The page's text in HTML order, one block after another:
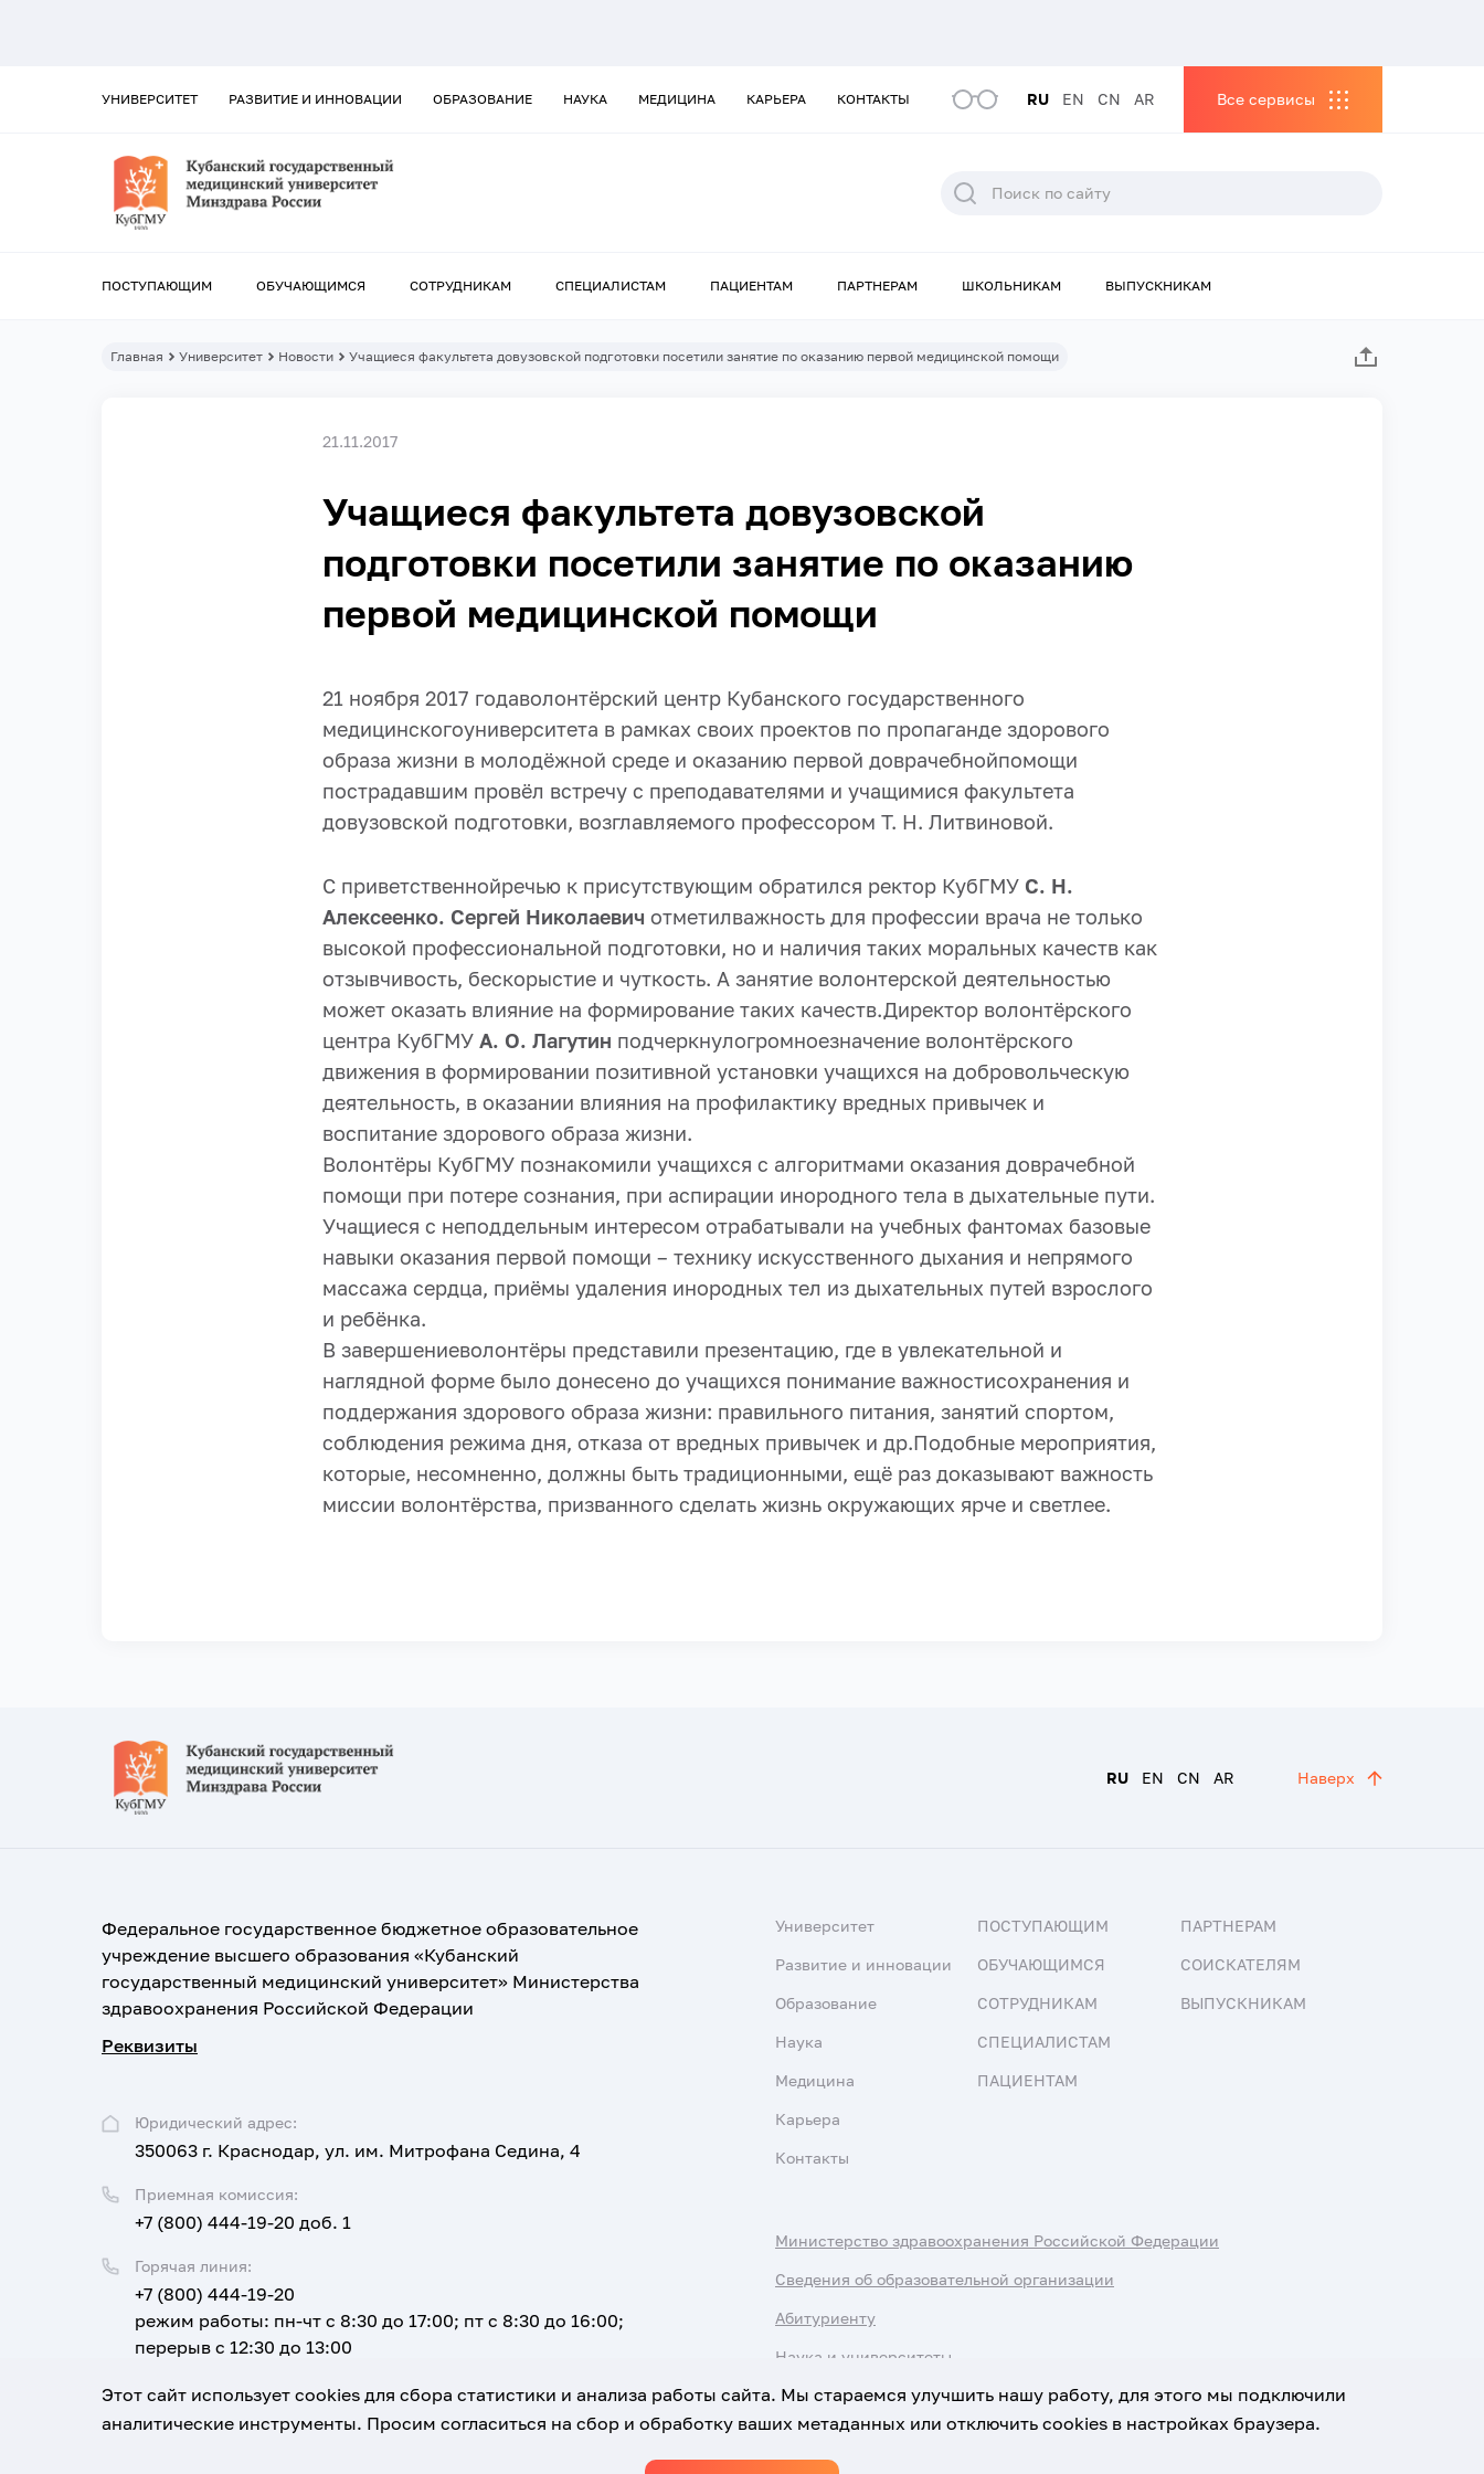
УНИВЕРСИТЕТ РАЗВИТИЕ И ИННОВАЦИИ ОБРАЗОВАНИЕ НАУКА МЕДИЦИНА КАРЬЕРА КОНТАКТЫ RU EN CN AR Все сервисы
ПОСТУПАЮЩИМ ОБУЧАЮЩИМСЯ СОТРУДНИКАМ СПЕЦИАЛИСТАМ ПАЦИЕНТАМ ПАРТНЕРАМ ШКОЛЬНИКАМ ВЫПУСКНИКАМ
Главная Университет Новости Учащиеся факультета довузовской подготовки посетили занятие по оказанию первой медицинской помощи
21.11.2017
Учащиеся факультета довузовской
подготовки посетили занятие по оказанию
первой медицинской помощи
21 ноября 2017 годаволонтёрский центр Кубанского государственного
медицинскогоуниверситета в рамках своих проектов по пропаганде здорового
образа жизни в молодёжной среде и оказанию первой доврачебнойпомощи
пострадавшим провёл встречу с преподавателями и учащимися факультета
довузовской подготовки, возглавляемого профессором Т. Н. Литвиновой.
С приветственнойречью к присутствующим обратился ректор КубГМУ С. Н.
Алексеенко. Сергей Николаевич отметилважность для профессии врача не только
высокой профессиональной подготовки, но и наличия таких моральных качеств как
отзывчивость, бескорыстие и чуткость. А занятие волонтерской деятельностью
может оказать влияние на формирование таких качеств.Директор волонтёрского
центра КубГМУ А. О. Лагутин подчеркнулогромноезначение волонтёрского
движения в формировании позитивной установки учащихся на добровольческую
деятельность, в оказании влияния на профилактику вредных привычек и
воспитание здорового образа жизни.
Волонтёры КубГМУ познакомили учащихся с алгоритмами оказания доврачебной
помощи при потере сознания, при аспирации инородного тела в дыхательные пути.
Учащиеся с неподдельным интересом отрабатывали на учебных фантомах базовые
навыки оказания первой помощи – технику искусственного дыхания и непрямого
массажа сердца, приёмы удаления инородных тел из дыхательных путей взрослого
и ребёнка.
В завершениеволонтёры представили презентацию, где в увлекательной и
наглядной форме было донесено до учащихся понимание важностисохранения и
поддержания здорового образа жизни: правильного питания, занятий спортом,
соблюдения режима дня, отказа от вредных привычек и др.Подобные мероприятия,
которые, несомненно, должны быть традиционными, ещё раз доказывают важность
миссии волонтёрства, призванного сделать жизнь окружающих ярче и светлее.
RU EN CN AR Наверх
Федеральное государственное бюджетное образовательное
учреждение высшего образования «Кубанский
государственный медицинский университет» Министерства
здравоохранения Российской Федерации
Реквизиты
Юридический адрес:
350063 г. Краснодар, ул. им. Митрофана Седина, 4
Приемная комиссия:
+7 (800) 444-19-20 доб. 1
Горячая линия:
+7 (800) 444-19-20
режим работы: пн-чт с 8:30 до 17:00; пт с 8:30 до 16:00;
перерыв с 12:30 до 13:00
Email:
corpus@ksma.ru
Университет
Развитие и инновации
Образование
Наука
Медицина
Карьера
Контакты
ПОСТУПАЮЩИМ
ОБУЧАЮЩИМСЯ
СОТРУДНИКАМ
СПЕЦИАЛИСТАМ
ПАЦИЕНТАМ
ПАРТНЕРАМ
СОИСКАТЕЛЯМ
ВЫПУСКНИКАМ
Министерство здравоохранения Российской Федерации
Сведения об образовательной организации
Абитуриенту
Наука и университеты
Этот сайт использует cookies для сбора статистики и анализа работы сайта. Мы стараемся улучшить нашу работу, для этого мы подключили
аналитические инструменты. Просим согласиться на сбор и обработку ваших метаданных или отключить cookies в настройках браузера.